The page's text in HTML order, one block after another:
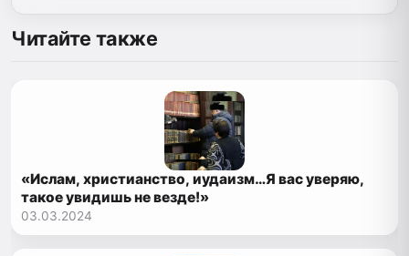
Читайте также
«Ислам, христианство, иудаизм…Я вас уверяю,
такое увидишь не везде!»
03.03.2024